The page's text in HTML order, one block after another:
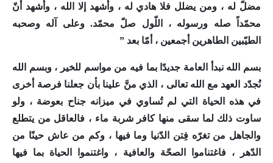
مضلّ له ، ومن يضلل فلا هادي له ، وأشهد إلا الله ، وأشهد أنّ
محمّداً صله ورسوله ، اللّول صلّ محمّد. وعلى آله وصحبه
الطيّبين الطاهرين أجمعين ، أمّا بعد ”
بسم الله نبدأ العامة جديدًا بما فيه من مواسم للخير ، وبسم الله
نُجدّد العهد مع الله تعالى ، الذي منَّ علينا بأن جعلنا فرصة أخرى
في هذه الحياة التي لم تُساوي في ميزانه جناح بعوضة ، ولو
ساوت ذلك لما سقى منها كافر شربة ماء ، فالعاقل من يتطلع
والجاهل من تغرّه فِتن الدّنيا وما فيها ، وكم من عاش حينًا من
الدّهر ، فاغتناموا الصحّة والعافية ، واغتنموا الحياة بما فيها